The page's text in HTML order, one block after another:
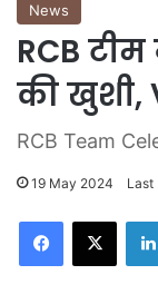
News
RCB
की खुशी,
RCB Team
19 May 2024 Last